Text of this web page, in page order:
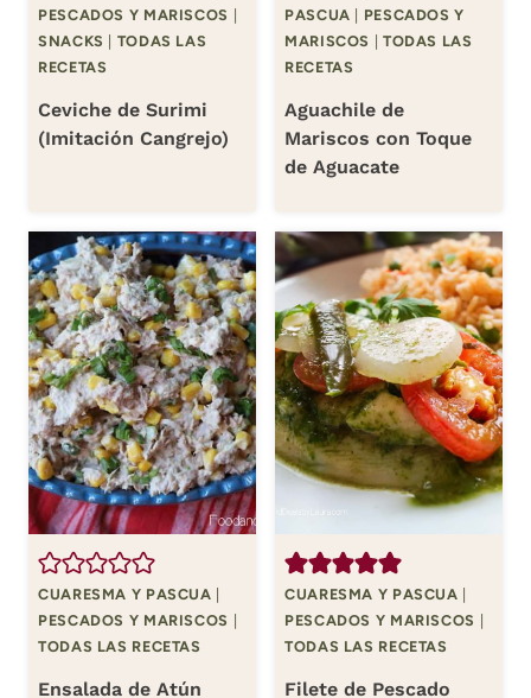
PESCADOS Y MARISCOS
SNACKS
TODAS LAS
RECETAS
Ceviche de Surimi
(Imitación Cangrejo)
PASCUA
PESCADOS Y
MARISCOS
TODAS LAS
RECETAS
Aguachile de
Mariscos con Toque
de Aguacate
CUARESMA Y PASCUA
PESCADOS Y MARISCOS
TODAS LAS RECETAS
Ensalada de Atún
CUARESMA Y PASCUA
PESCADOS Y MARISCOS
TODAS LAS RECETAS
Filete de Pescado